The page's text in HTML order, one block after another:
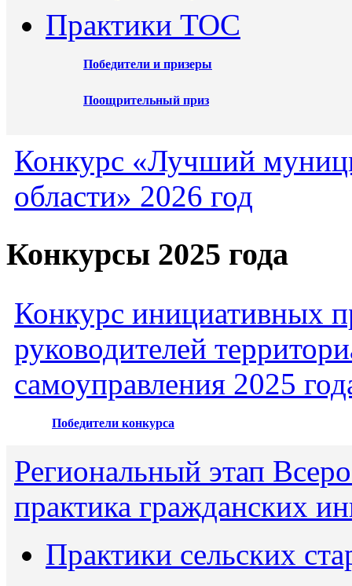
Практики ТОС
Победители и призеры
Поощрительный приз
Конкурс «Лучший
области» 2026 год
Конкурсы 2025 года
Конкурс инициативных
руководителей
самоуправления 2025
Победители конкурса
Региональный этап
практика гражданских
Практики сельских